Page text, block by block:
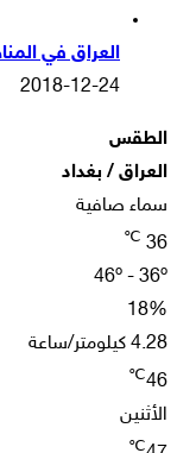
العراق في
2018-12-24
الطقس
العراق / بغداد
سماء صافية
36
℃
46º - 36º
18%
4.28 كيلومتر/ساعة
46
℃
الأثنين
℃